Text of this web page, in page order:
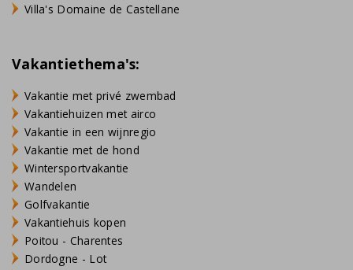
Villa's Domaine de Castellane
Vakantiethema's:
Vakantie met privé zwembad
Vakantiehuizen met airco
Vakantie in een wijnregio
Vakantie met de hond
Wintersportvakantie
Wandelen
Golfvakantie
Vakantiehuis kopen
Poitou - Charentes
Dordogne - Lot